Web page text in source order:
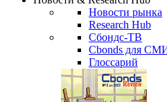
Новости рынка
Research Hub
Сбондс-ТВ
Cbonds для
Глоссарий